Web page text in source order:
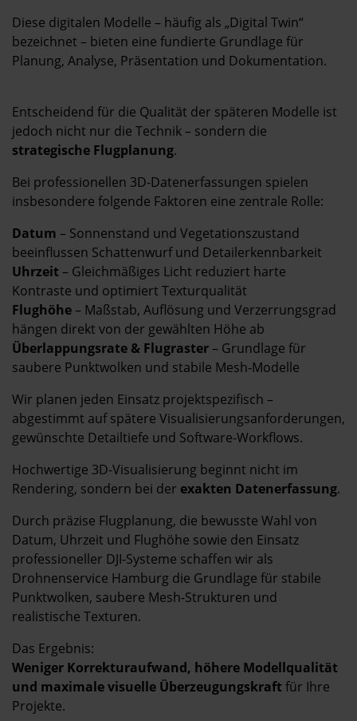
Diese digitalen Modelle – häufig als „Digital Twin“
bezeichnet – bieten eine fundierte Grundlage für
Planung, Analyse, Präsentation und Dokumentation.
Entscheidend für die Qualität der späteren Modelle ist
jedoch nicht nur die Technik – sondern die
strategische Flugplanung.
Bei professionellen 3D-Datenerfassungen spielen
insbesondere folgende Faktoren eine zentrale Rolle:
Datum – Sonnenstand und Vegetationszustand
beeinflussen Schattenwurf und Detailerkennbarkeit
Uhrzeit – Gleichmäßiges Licht reduziert harte
Kontraste und optimiert Texturqualität
Flughöhe – Maßstab, Auflösung und Verzerrungsgrad
hängen direkt von der gewählten Höhe ab
Überlappungsrate & Flugraster – Grundlage für
saubere Punktwolken und stabile Mesh-Modelle
Wir planen jeden Einsatz projektspezifisch –
abgestimmt auf spätere Visualisierungsanforderungen,
gewünschte Detailtiefe und Software-Workflows.
Hochwertige 3D-Visualisierung beginnt nicht im
Rendering, sondern bei der exakten Datenerfassung.
Durch präzise Flugplanung, die bewusste Wahl von
Datum, Uhrzeit und Flughöhe sowie den Einsatz
professioneller DJI-Systeme schaffen wir als
Drohnenservice Hamburg die Grundlage für stabile
Punktwolken, saubere Mesh-Strukturen und
realistische Texturen.
Das Ergebnis:
Weniger Korrekturaufwand, höhere Modellqualität
und maximale visuelle Überzeugungskraftfür Ihre
Projekte.